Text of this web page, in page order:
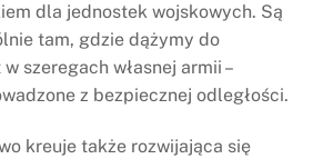
dla jednostek wojskowych. Są
tam, gdzie dążymy do
szeregach własnej armii –
z bezpiecznej odległości.
kreuje także rozwijająca się